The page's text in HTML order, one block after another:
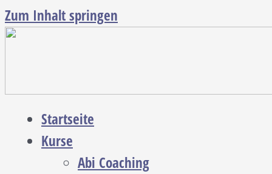
Zum Inhalt springen
Startseite
Kurse
Abi Coaching